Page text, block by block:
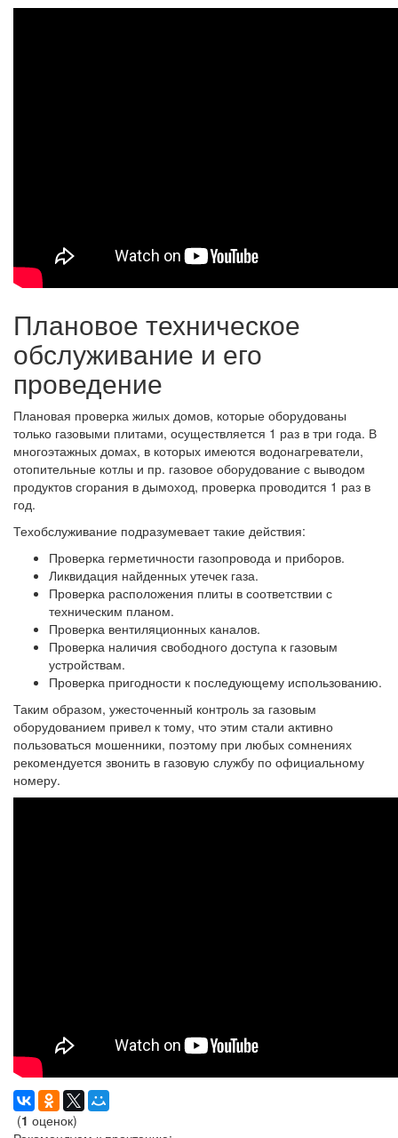
Плановое техническое
обслуживание и его
проведение
Плановая проверка жилых домов, которые оборудованы
только газовыми плитами, осуществляется 1 раз в три года. В
многоэтажных домах, в которых имеются водонагреватели,
отопительные котлы и пр. газовое оборудование с выводом
продуктов сгорания в дымоход, проверка проводится 1 раз в
год.
Техобслуживание подразумевает такие действия:
Проверка герметичности газопровода и приборов.
Ликвидация найденных утечек газа.
Проверка расположения плиты в соответствии с
техническим планом.
Проверка вентиляционных каналов.
Проверка наличия свободного доступа к газовым
устройствам.
Проверка пригодности к последующему использованию.
Таким образом, ужесточенный контроль за газовым
оборудованием привел к тому, что этим стали активно
пользоваться мошенники, поэтому при любых сомнениях
рекомендуется звонить в газовую службу по официальному
номеру.
(1 оценок)